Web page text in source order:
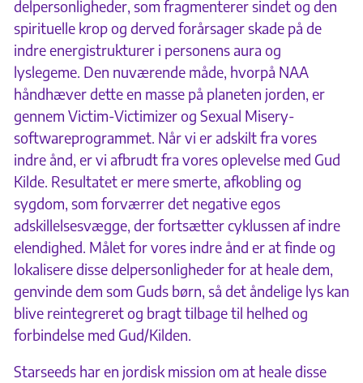
delpersonligheder, som fragmenterer sindet og den
spirituelle krop og derved forårsager skade på de
indre energistrukturer i personens aura og
lyslegeme. Den nuværende måde, hvorpå NAA
håndhæver dette en masse på planeten jorden, er
gennem Victim-Victimizer og Sexual Misery-
softwareprogrammet. Når vi er adskilt fra vores
indre ånd, er vi afbrudt fra vores oplevelse med Gud
Kilde. Resultatet er mere smerte, afkobling og
sygdom, som forværrer det negative egos
adskillelsesvægge, der fortsætter cyklussen af indre
elendighed. Målet for vores indre ånd er at finde og
lokalisere disse delpersonligheder for at heale dem,
genvinde dem som Guds børn, så det åndelige lys kan
blive reintegreret og bragt tilbage til helhed og
forbindelse med Gud/Kilden.
Starseeds har en jordisk mission om at heale disse